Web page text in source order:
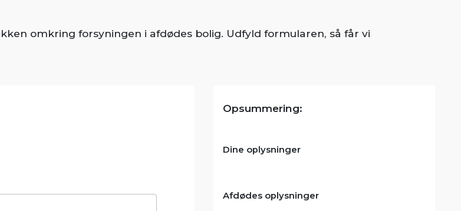
omkring forsyningen i afdødes bolig. Udfyld formularen, så får vi
Opsummering:
Dine oplysninger
Afdødes oplysninger